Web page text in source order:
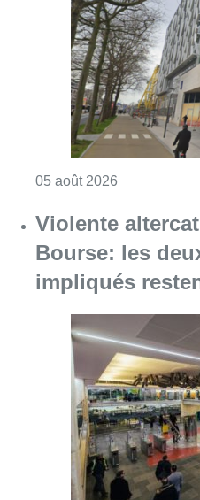
Bourse: les
impliqués
05 août 2026Consulter
Germaine
aux Musées